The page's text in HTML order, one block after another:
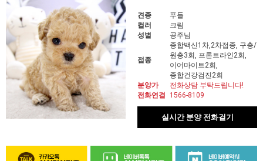
견종
푸들
컬러
크림
성별
공주님
접종
종합백신1차,2차접종, 구충/
원충3회, 프론트라인2회,
이어마이트2회,
종합건강검진2회
분양가
전화상담 부탁드립니다!
전화연결
1566-8109
실시간 분양 전화걸기